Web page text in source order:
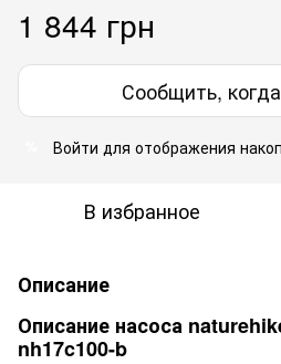
1 844 грн
Сообщить,
Войти для отображения
В избранное
Описание
Описание насоса
nh17c100-b